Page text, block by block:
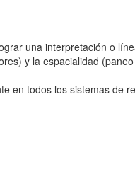
una interpretación o
y la espacialidad
en todos los sistemas de